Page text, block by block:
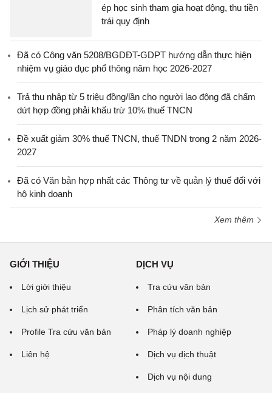
ép học sinh tham gia hoạt động, thu tiền
trái quy định
Đã có Công văn 5208/BGDĐT-GDPT hướng dẫn thực hiện
nhiệm vụ giáo dục phổ thông năm học 2026-2027
Trả thu nhập từ 5 triệu đồng/lần cho người lao động đã chấm
dứt hợp đồng phải khấu trừ 10% thuế TNCN
Đề xuất giảm 30% thuế TNCN, thuế TNDN trong 2 năm 2026-
2027
Đã có Văn bản hợp nhất các Thông tư về quản lý thuế đối với
hộ kinh doanh
Xem thêm
GIỚI THIỆU
Lời giới thiệu
Lịch sử phát triển
Profile Tra cứu văn bản
Liên hệ
DỊCH VỤ
Tra cứu văn bản
Phân tích văn bản
Pháp lý doanh nghiệp
Dịch vụ dịch thuật
Dịch vụ nội dung